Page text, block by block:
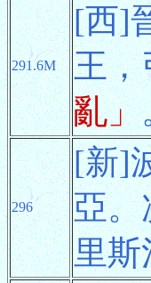
291.6M
[西]
王，
亂」
296
[新]
亞。
里斯